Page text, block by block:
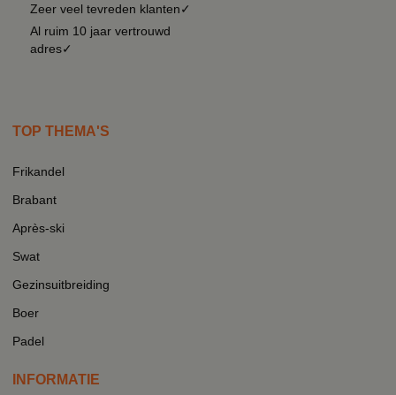
Zeer veel tevreden klanten✓
Al ruim 10 jaar vertrouwd
adres✓
TOP THEMA'S
Frikandel
Brabant
Après-ski
Swat
Gezinsuitbreiding
Boer
Padel
INFORMATIE